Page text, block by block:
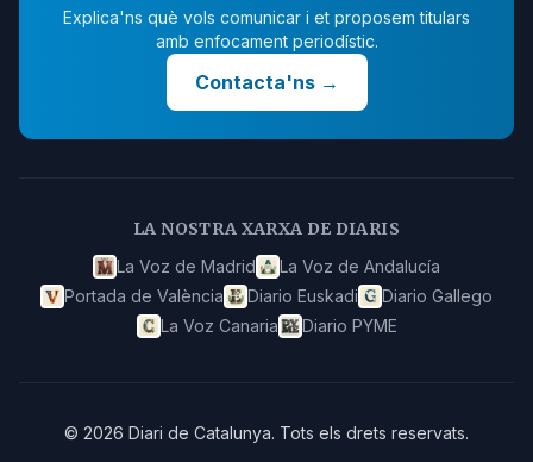
Explica'ns què vols comunicar i et proposem titulars
amb enfocament periodístic.
Contacta'ns→
LA NOSTRA XARXA DE DIARIS
La Voz de Madrid
La Voz de Andalucía
Portada de València
Diario Euskadi
Diario Gallego
La Voz Canaria
Diario PYME
© 2026 Diari de Catalunya. Tots els drets reservats.